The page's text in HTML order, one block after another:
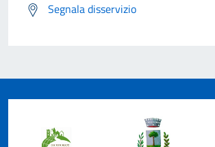
Segnala disservizio